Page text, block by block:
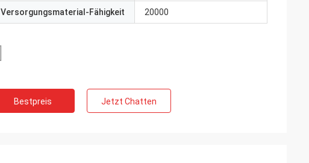
Versorgungsmaterial-Fähigkeit 20000
Bestpreis Jetzt Chatten